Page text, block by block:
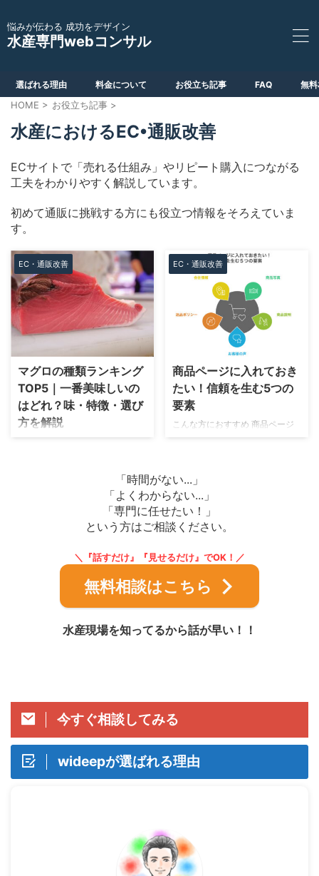
悩みが伝わる 成功をデザイン
水産専門webコンサル
選ばれる理由 料金について お役立ち記事 FAQ 無
HOME > お役立ち記事 >
水産におけるEC•通販改善
ECサイトで「売れる仕組み」やリピート購入につながる
工夫をわかりやすく解説しています。
初めて通販に挑戦する方にも役立つ情報をそろえていま
す。
EC・通販改善
マグロの種類ランキング
TOP5｜一番美味しいの
はどれ？味・特徴・選び
方を解説
マグロにはいくつかの種類があり
か」で迷う人は多いです。 本マ
グロやミナミマグロなど名前は聞
いたことがあっても、味や違いま
ではよくわからないという人も多
に、刺身や寿司など用途別の選び
方も紹介しているので、自分に合
ったマグロがすぐにわかるように
なります。 マグロの種類ランキ
種類がありますが、「どれが一番
EC・通販改善
商品ページに入れておき
たい！信頼を生む5つの
要素
こんな方におすすめ 商品ページ
の作り方に悩んでいる水産加工業
ている人 どんな情報を載せたら
いいかわからず、まずは基本を押
さえたい人 商品ページを見て
「ここなら安心して買える！」と
かり伝えることが大事です。 特
に水産品の場合、鮮度や産地に不
安を持っているお客様も多いで
す。 この記事では、そんな不安
を払拭して「買いたい！」と思わ
せる5つの要素を紹介します！ 1.
商品写真は「鮮度感」を見せるカ
「時間がない...」
「よくわからない...」
「専門に任せたい！」
という方はご相談ください。
＼『話すだけ』『見せるだけ』でOK！／
無料相談はこちら
水産現場を知ってるから話が早い！！
今すぐ相談してみる
wideepが選ばれる理由